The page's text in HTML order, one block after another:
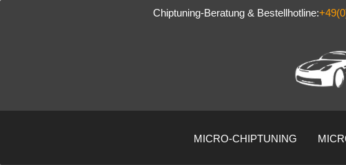
Chiptuning-Beratung & Bestellhotline:
MICRO-CHIPTUNING